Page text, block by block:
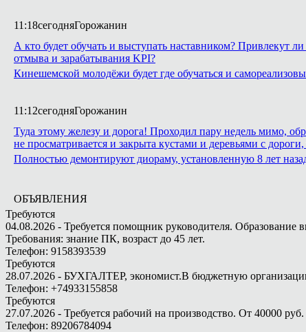
11:18сегодняГорожанин
А кто будет обучать и выступать наставником? Привлекут
отмыва и зарабатывания KPI?
Кинешемской молодёжи будет где обучаться и
11:12сегодняГорожанин
Туда этому железу и дорога! Проходил пару недель мимо,
не просматривается и закрыта кустами и деревьями с
Полностью демонтируют диораму, установленную 8 лет
ОБЪЯВЛЕНИЯ
Требуются
04.08.2026 - Требуется помощник руководителя.
Требования: знание ПК, возраст до 45 лет.
Телефон: 9158393539
Требуются
28.07.2026 - БУХГАЛТЕР, экономист.В бюджетную
Телефон: +74933155858
Требуются
27.07.2026 - Требуется рабочий на производство. От 40000
Телефон: 89206784094